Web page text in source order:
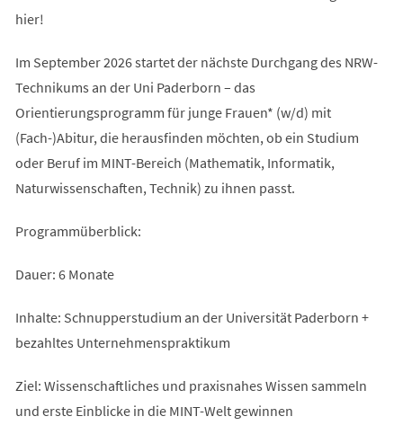
hier!
Im September 2026 startet der nächste Durchgang des NRW-
Technikums an der Uni Paderborn – das
Orientierungsprogramm für junge Frauen* (w/d) mit
(Fach-)Abitur, die herausfinden möchten, ob ein Studium
oder Beruf im MINT-Bereich (Mathematik, Informatik,
Naturwissenschaften, Technik) zu ihnen passt.
Programmüberblick:
Dauer: 6 Monate
Inhalte: Schnupperstudium an der Universität Paderborn +
bezahltes Unternehmenspraktikum
Ziel: Wissenschaftliches und praxisnahes Wissen sammeln
und erste Einblicke in die MINT-Welt gewinnen